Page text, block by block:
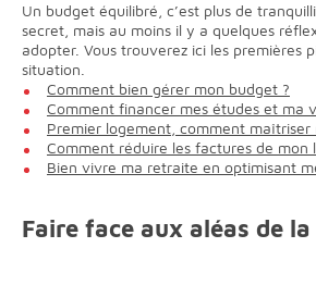
Un budget équilibré, c’est plus de
secret, mais au moins il y a quelques
adopter. Vous trouverez ici les premières
situation.
Comment bien gérer mon budget ?
Comment financer mes études et ma
Premier logement, comment maîtriser
Comment réduire les factures de mon
Bien vivre ma retraite en optimisant
Faire face aux aléas de